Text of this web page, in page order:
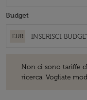
Budget
EUR
Non ci sono tariffe
ricerca. Vogliate